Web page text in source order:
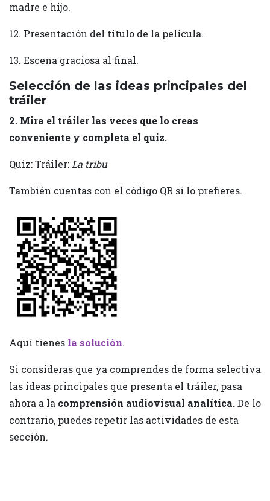
madre e hijo.
12. Presentación del título de la película.
13. Escena graciosa al final.
Selección de las ideas principales del
tráiler
2. Mira el tráiler las veces que lo creas
conveniente y completa el quiz.
Quiz: Tráiler: La tribu
También cuentas con el código QR si lo prefieres.
Aquí tienes la solución.
Si consideras que ya comprendes de forma selectiva
las ideas principales que presenta el tráiler, pasa
ahora a la comprensión audiovisual analítica.De lo
contrario, puedes repetir las actividades de esta
sección.